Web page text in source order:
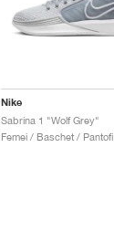
Nike
Sabrina 1 "Wolf Grey"
Femei / Baschet / Pantofi